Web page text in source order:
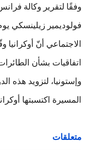
وفقًا لتقرير وكالة
فولوديمير زيلينسكي
الاجتماعي أنّ
اتفاقيات بشأن
وإستونيا، لتزويد هذه
المسيرة اكتسبتها
متعلقات